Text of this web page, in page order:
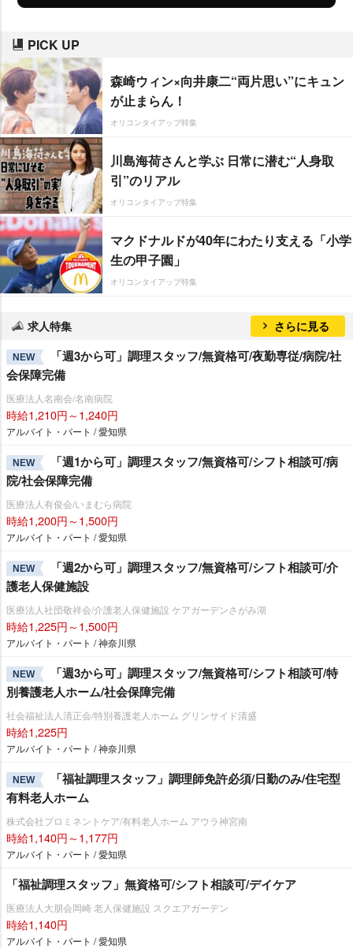
PICK UP
森崎ウィン×向井康二“両片思い”にキュン
が止まらん！
オリコンタイアップ特集
川島海荷さんと学ぶ 日常に潜む“人身取
引”のリアル
オリコンタイアップ特集
マクドナルドが40年にわたり支える「小学
生の甲子園」
オリコンタイアップ特集
求人特集 さらに見る
NEW
「週3から可」調理スタッフ/無資格可/夜勤専従/病院/社
会保障完備
医療法人名南会/名南病院
時給1,210円～1,240円
アルバイト・パート / 愛知県
NEW
「週1から可」調理スタッフ/無資格可/シフト相談可/病
院/社会保障完備
医療法人有俊会/いまむら病院
時給1,200円～1,500円
アルバイト・パート / 愛知県
NEW
「週2から可」調理スタッフ/無資格可/シフト相談可/介
護老人保健施設
医療法人社団敬祥会/介護老人保健施設 ケアガーデンさがみ湖
時給1,225円～1,500円
アルバイト・パート / 神奈川県
NEW
「週3から可」調理スタッフ/無資格可/シフト相談可/特
別養護老人ホーム/社会保障完備
社会福祉法人清正会/特別養護老人ホーム グリンサイド清盛
時給1,225円
アルバイト・パート / 神奈川県
NEW
「福祉調理スタッフ」調理師免許必須/日勤のみ/住宅型
有料老人ホーム
株式会社プロミネントケア/有料老人ホーム アウラ神宮南
時給1,140円～1,177円
アルバイト・パート / 愛知県
「福祉調理スタッフ」無資格可/シフト相談可/デイケア
医療法人大朋会岡崎 老人保健施設 スクエアガーデン
時給1,140円
アルバイト・パート / 愛知県